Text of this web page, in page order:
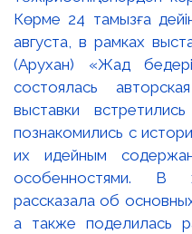
Көрме 24 тамызға
августа, в рамках
(Арухан) «Жад
состоялась
выставки
познакомились с
их идейным
особенностями. В
рассказала об
а также поделилась